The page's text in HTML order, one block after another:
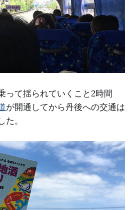
って揺られていくこと2時間
が開通してから丹後への交通は
。